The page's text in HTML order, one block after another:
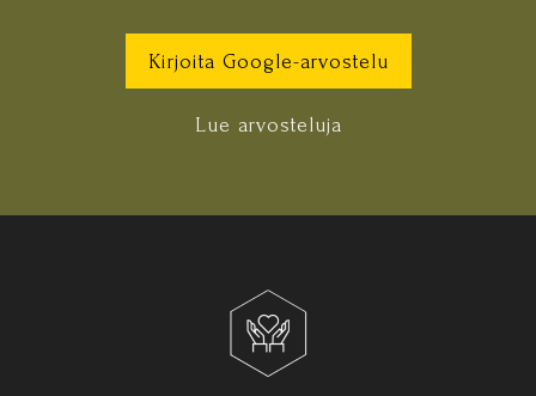
Kirjoita Google-arvostelu
Lue arvosteluja